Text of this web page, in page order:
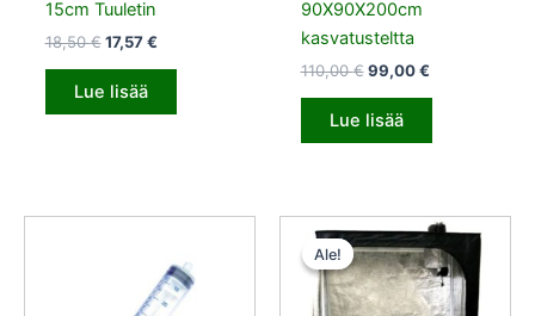
15cm Tuuletin
18,50€ 17,57€
Lue lisää
90X90X200cm
kasvatusteltta
110,00€ 99,00€
Lue lisää
Ale!
Ale!
Alkuperäinen
hinta
oli:
161,00 €.
Nykyinen
hinta
on:
144,90 €.